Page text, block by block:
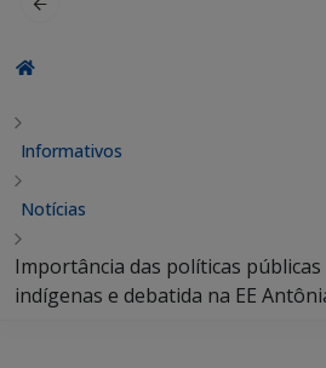
Informativos
Notícias
Importância das políticas
indígenas e debatida na EE